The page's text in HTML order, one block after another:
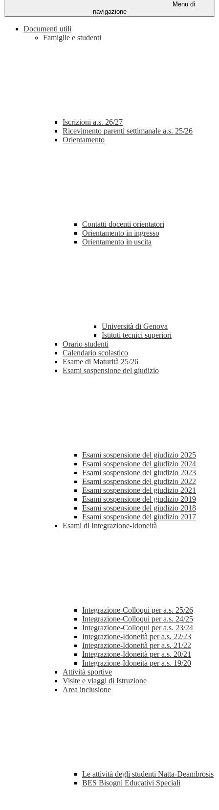
Menu di
navigazione
Documenti utili
Famiglie e studenti
Iscrizioni a.s. 26/27
Ricevimento parenti settimanale a.s. 25/26
Orientamento
Contatti docenti orientatori
Orientamento in ingresso
Orientamento in uscita
Università di Genova
Istituti tecnici superiori
Orario studenti
Calendario scolastico
Esame di Maturità 25/26
Esami sospensione del giudizio
Esami sospensione del giudizio 2025
Esami sospensione del giudizio 2024
Esami sospensione del giudizio 2023
Esami sospensione del giudizio 2022
Esami sospensione del giudizio 2021
Esami sospensione del giudizio 2019
Esami sospensione del giudizio 2018
Esami sospensione del giudizio 2017
Esami di Integrazione-Idoneità
Integrazione-Colloqui per a.s. 25/26
Integrazione-Colloqui per a.s. 24/25
Integrazione-Colloqui per a.s. 23/24
Integrazione-Idoneità per a.s. 22/23
Integrazione-Idoneità per a.s. 21/22
Integrazione-Idoneità per a.s. 20/21
Integrazione-Idoneità per a.s. 19/20
Attività sportive
Visite e viaggi di Istruzione
Area inclusione
Le attività degli studenti Natta-Deambrosis
BES Bisogni Educativi Speciali